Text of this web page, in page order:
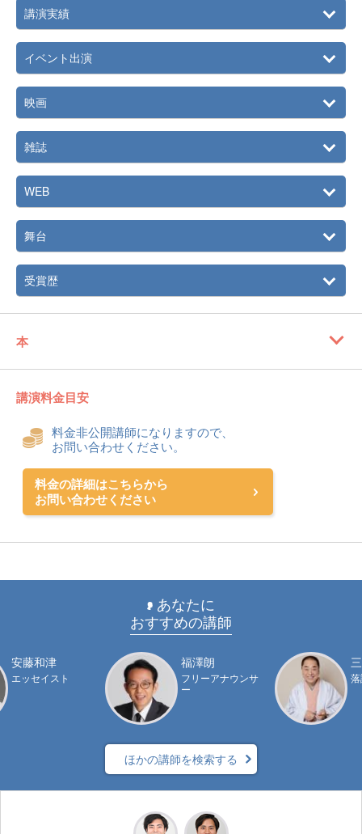
講演実績
イベント出演
映画
雑誌
WEB
舞台
受賞歴
本
講演料金目安
料金非公開講師になりますので、
お問い合わせください。
料金の詳細はこちらから
お問い合わせください
あなたに
おすすめの講師
安藤和津
エッセイスト
福澤朗
フリーアナウンサ
ー
ほかの講師を検索する